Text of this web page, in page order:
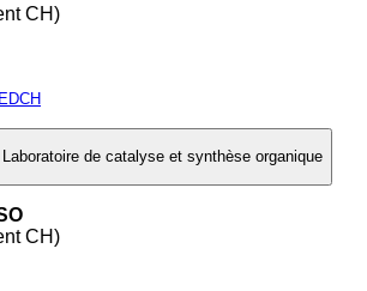
CH)
EDCH
Laboratoire de catalyse et synthèse organique
CH)